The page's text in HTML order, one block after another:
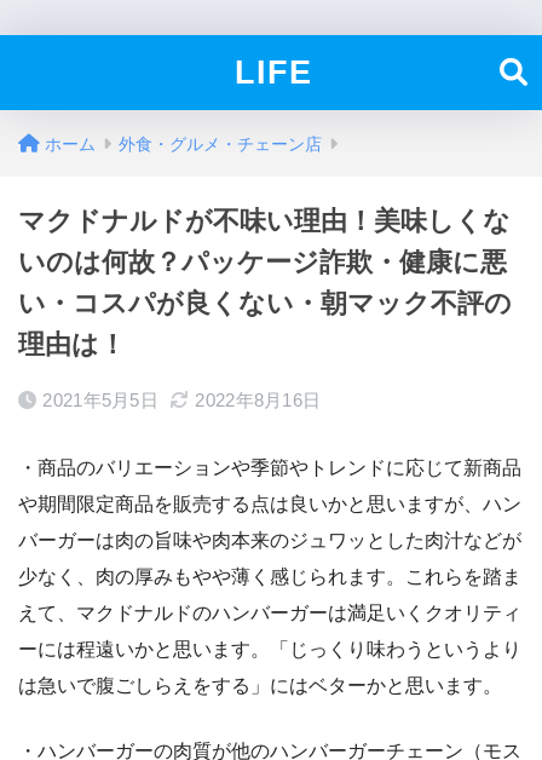
LIFE
ホーム 外食・グルメ・チェーン店
マクドナルドが不味い理由！美味しくな
いのは何故？パッケージ詐欺・健康に悪
い・コスパが良くない・朝マック不評の
理由は！
2021年5月5日 2022年8月16日
・商品のバリエーションや季節やトレンドに応じて新商品
や期間限定商品を販売する点は良いかと思いますが、ハン
バーガーは肉の旨味や肉本来のジュワッとした肉汁などが
少なく、肉の厚みもやや薄く感じられます。これらを踏ま
えて、マクドナルドのハンバーガーは満足いくクオリティ
ーには程遠いかと思います。「じっくり味わうというより
は急いで腹ごしらえをする」にはベターかと思います。
・ハンバーガーの肉質が他のハンバーガーチェーン（モス